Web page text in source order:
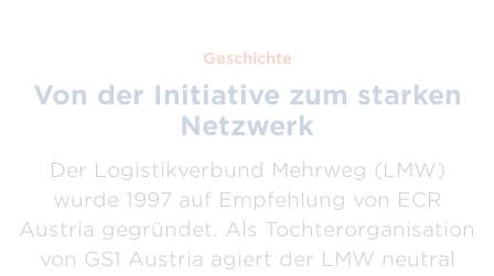
Geschichte
Von der Initiative zum starken
Netzwerk
Der Logistikverbund Mehrweg (LMW)
wurde 1997 auf Empfehlung von ECR
Austria gegründet. Als Tochterorganisation
von GS1 Austria agiert der LMW neutral